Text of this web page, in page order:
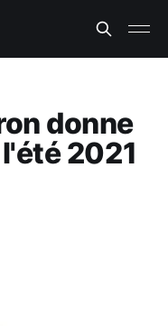
donne
2021